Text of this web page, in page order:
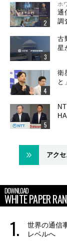
ホ
通
調
古
星
衛
と
アク
DOWNLOAD
WHITE PAPER
世界の通信
レベルへ